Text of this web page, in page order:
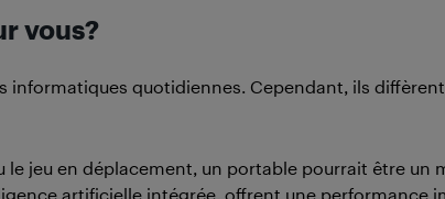
vous?
informatiques quotidiennes. Cependant, ils
jeu en déplacement, un portable pourrait être un
artificielle intégrée, offrent une performance